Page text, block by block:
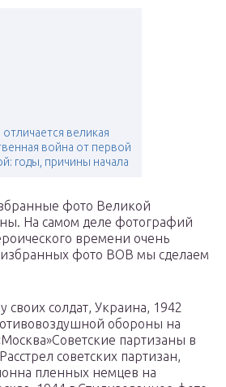
великая
война от первой
годы, причины начала
фото Великой
На самом деле фотографий
времени очень
избранных фото ВОВ мы сделаем
своих солдат, Украина, 1942
обороны на
партизаны в
советских партизан,
пленных немцев на